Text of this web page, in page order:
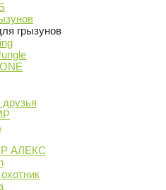
грызунов
АЛЕКС